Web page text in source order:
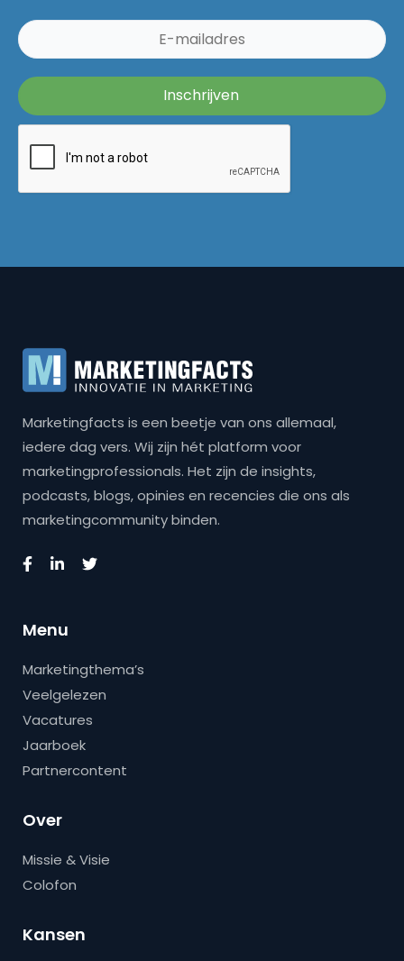
Marketingfacts is een beetje van ons allemaal,
iedere dag vers. Wij zijn hét platform voor
marketingprofessionals. Het zijn de insights,
podcasts, blogs, opinies en recencies die ons als
marketingcommunity binden.
Menu
Marketingthema’s
Veelgelezen
Vacatures
Jaarboek
Partnercontent
Over
Missie & Visie
Colofon
Kansen